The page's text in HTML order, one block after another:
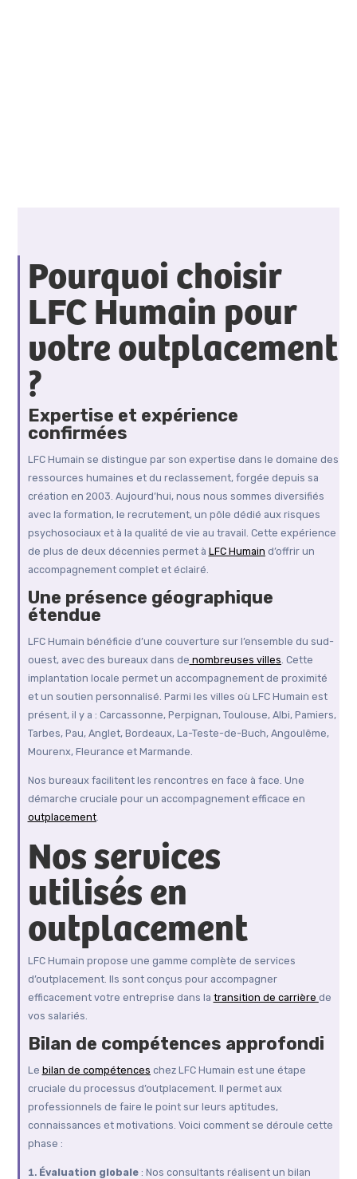
Pourquoi choisir
LFC Humain pour
votre outplacement
?
Expertise et expérience
confirmées
LFC Humain se distingue par son expertise dans le domaine des
ressources humaines et du reclassement, forgée depuis sa
création en 2003. Aujourd’hui, nous nous sommes diversifiés
avec la formation, le recrutement, un pôle dédié aux risques
psychosociaux et à la qualité de vie au travail. Cette expérience
de plus de deux décennies permet à LFC Humain d’offrir un
accompagnement complet et éclairé.
Une présence géographique
étendue
LFC Humain bénéficie d’une couverture sur l’ensemble du sud-
ouest, avec des bureaux dans de nombreuses villes . Cette
implantation locale permet un accompagnement de proximité
et un soutien personnalisé. Parmi les villes où LFC Humain est
présent, il y a : Carcassonne, Perpignan, Toulouse, Albi, Pamiers,
Tarbes, Pau, Anglet, Bordeaux, La-Teste-de-Buch, Angoulême,
Mourenx, Fleurance et Marmande.
Nos bureaux facilitent les rencontres en face à face. Une
démarche cruciale pour un accompagnement efficace en
outplacement.
Nos services
utilisés en
outplacement
LFC Humain propose une gamme complète de services
d’outplacement. Ils sont conçus pour accompagner
efficacement votre entreprise dans la transition de carrière de
vos salariés.
Bilan de compétences approfondi
Le bilan de compétences chez LFC Humain est une étape
cruciale du processus d’outplacement. Il permet aux
professionnels de faire le point sur leurs aptitudes,
connaissances et motivations. Voici comment se déroule cette
phase :
Évaluation globale: Nos consultants réalisent un bilan